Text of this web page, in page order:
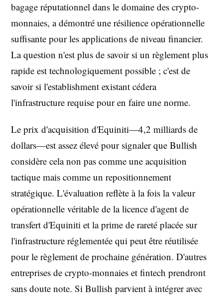
bagage réputationnel dans le domaine des crypto-
monnaies, a démontré une résilience opérationnelle
suffisante pour les applications de niveau financier.
La question n'est plus de savoir si un règlement plus
rapide est technologiquement possible ; c'est de
savoir si l'establishment existant cédera
l'infrastructure requise pour en faire une norme.
Le prix d'acquisition d'Equiniti—4,2 milliards de
dollars—est assez élevé pour signaler que Bullish
considère cela non pas comme une acquisition
tactique mais comme un repositionnement
stratégique. L'évaluation reflète à la fois la valeur
opérationnelle véritable de la licence d'agent de
transfert d'Equiniti et la prime de rareté placée sur
l'infrastructure réglementée qui peut être réutilisée
pour le règlement de prochaine génération. D'autres
entreprises de crypto-monnaies et fintech prendront
sans doute note. Si Bullish parvient à intégrer avec